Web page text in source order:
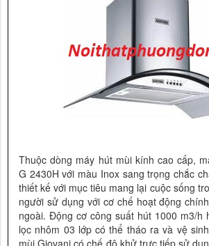
Thuộc dòng máy hút mùi kính cao cấp,
G 2430H với màu Inox sang trọng chắc
thiết kế với mục tiêu mang lại cuộc sống
người sử dụng với cơ chế hoạt động
ngoài. Động cơ công suất hút 1000 m3/h
lọc nhôm 03 lớp có thể tháo ra và vệ
mùi Giovani có chế độ khử trực tiếp sử